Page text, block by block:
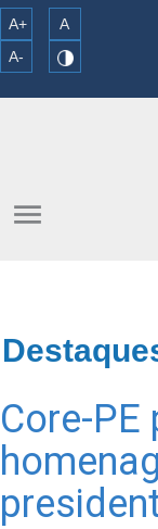
A+
A
A-
menu
Core-PE